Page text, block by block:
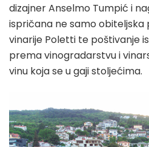
dizajner Anselmo Tumpić i
ispričana ne samo obiteljska
vinarije Poletti te poštivanje
prema vinogradarstvu i
vinu koja se u gaji stoljećima.